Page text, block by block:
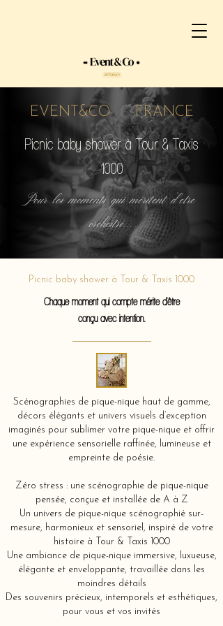
EVENT&CO FRANCE
Picnic baby shower à Tour & Taxis
1000
Pour les moments qui méritent d'etre
orchestré...
Picnic baby shower à Tour & Taxis 1000
Chaque moment qui compte mérite d'être
conçu avec intention.
Scénographies de pique-nique haut de gamme,
décors élégants et univers visuels d’exception
imaginés pour sublimer votre pique-nique et offrir
une expérience sensorielle raffinée, lumineuse et
empreinte de poésie.
Zéro stress : une scénographie de pique-nique
pensée, conçue et installée de A à Z
Un univers de pique-nique scénographié sur-
mesure, harmonieux et sensoriel, inspiré de votre
histoire à Tour & Taxis 1000
Une ambiance de pique-nique immersive, luxueuse,
élégante et enveloppante, travaillée dans les
moindres détails
Des souvenirs précieux, intemporels et esthétiques,
pour vous et vos invités